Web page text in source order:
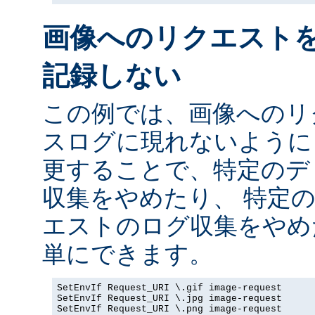
画像へのリクエスト
記録しない
この例では、画像への
スログに現れないよう
更することで、特定の
収集をやめたり、 特定
エストのログ収集をや
単にできます。
SetEnvIf Request_URI \.gif image-request
SetEnvIf Request_URI \.jpg image-request
SetEnvIf Request_URI \.png image-request